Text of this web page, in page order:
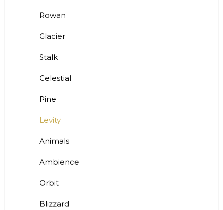
Rowan
Glacier
Stalk
Celestial
Pine
Levity
Animals
Ambience
Orbit
Blizzard